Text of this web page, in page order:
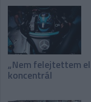
„Nem felejtettem
koncentrál